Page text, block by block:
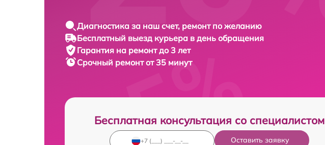
Диагностика за наш счет, ремонт по желанию
Бесплатный выезд курьера в день обращения
Гарантия на ремонт до 3 лет
Срочный ремонт от 35 минут
Бесплатная консультация со специалистом
Оставить заявку